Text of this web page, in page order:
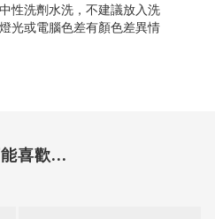
性洗劑水洗，不建議放入洗
光或電腦色差有顏色差異情
喜歡...